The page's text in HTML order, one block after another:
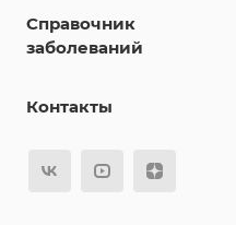
Справочник
заболеваний
Контакты